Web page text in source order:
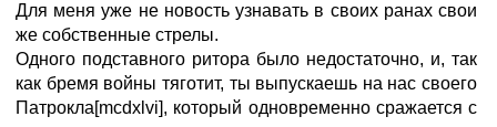
Для меня уже не новость узнавать в своих ранах свои
же собственные стрелы.
Одного подставного ритора было недостаточно, и, так
как бремя войны тяготит, ты выпускаешь на нас своего
Патрокла[mcdxlvi], который одновременно сражается с